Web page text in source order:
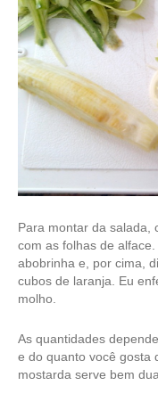
Para montar da salada,
com as folhas de
abobrinha e, por cima,
cubos de laranja. Eu
molho.
As quantidades
e do quanto você gosta
mostarda serve bem